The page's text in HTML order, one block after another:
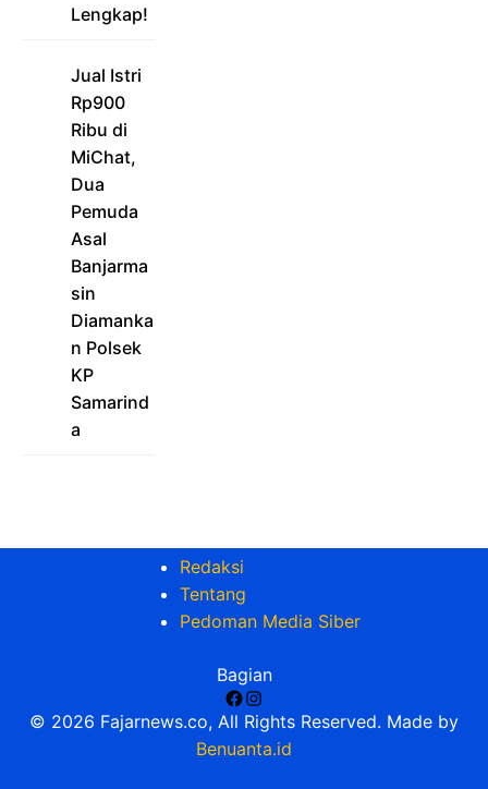
Lengkap!
Jual Istri
Rp900
Ribu di
MiChat,
Dua
Pemuda
Asal
Banjarma
sin
Diamanka
n Polsek
KP
Samarind
a
Redaksi
Tentang
Pedoman Media Siber
Bagian
Facebook
Instagram
© 2026 Fajarnews.co, All Rights Reserved. Made by
Benuanta.id